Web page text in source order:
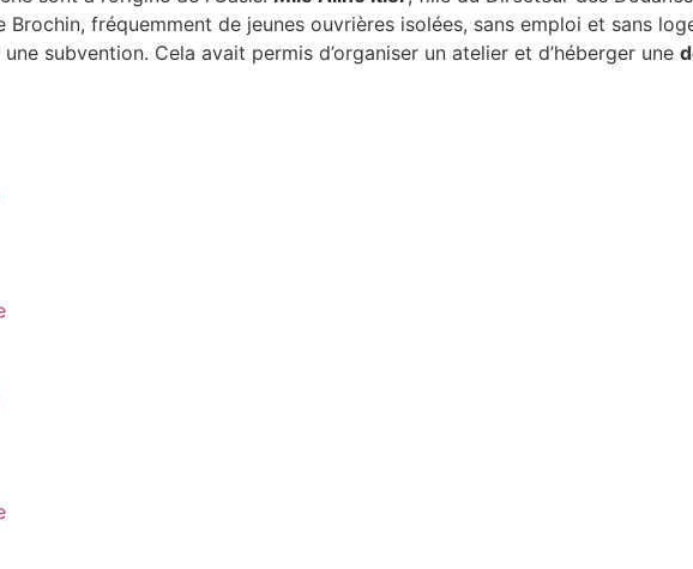
Brochin, fréquemment de jeunes ouvrières isolées, sans emploi et sans
subvention. Cela avait permis d’organiser un atelier et d’héberger une